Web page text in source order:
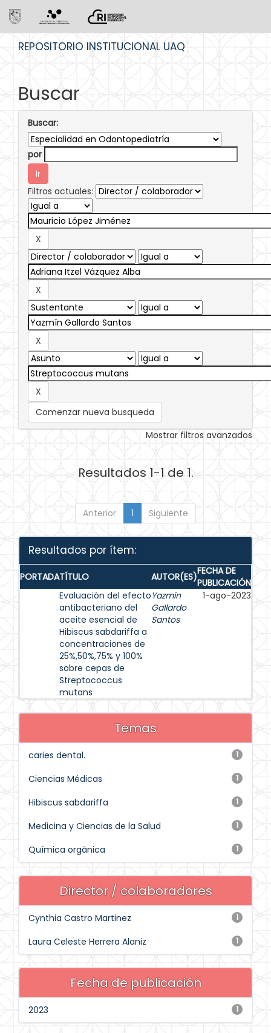
REPOSITORIO INSTITUCIONAL UAQ
Buscar
Buscar:
por
Filtros actuales:
Comenzar nueva busqueda
Mostrar filtros avanzados
Resultados 1-1 de 1.
Anterior 1 Siguiente
Resultados por ítem:
PORTADATÍTULO AUTOR(ES)FECHA DE
PUBLICACIÓN
Evaluación del efecto
antibacteriano del
aceite esencial de
Hibiscus sabdariffa a
concentraciones de
25%,50%,75% y 100%
sobre cepas de
Streptococcus
mutans
Yazmín
Gallardo
Santos
1-ago-2023
Temas
1
caries dental.
1
Ciencias Médicas
1
Hibiscus sabdariffa
1
Medicina y Ciencias de la Salud
1
Química orgánica
Director / colaboradores
1
Cynthia Castro Martinez
1
Laura Celeste Herrera Alaniz
Fecha de publicación
1
2023